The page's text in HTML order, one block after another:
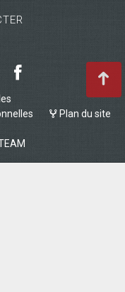
Plan du site